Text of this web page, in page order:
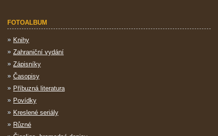
FOTOALBUM
Knihy
Zahraniční vydání
Zápisníky
Časopisy
Příbuzná literatura
Povídky
Kreslené seriály
Různé